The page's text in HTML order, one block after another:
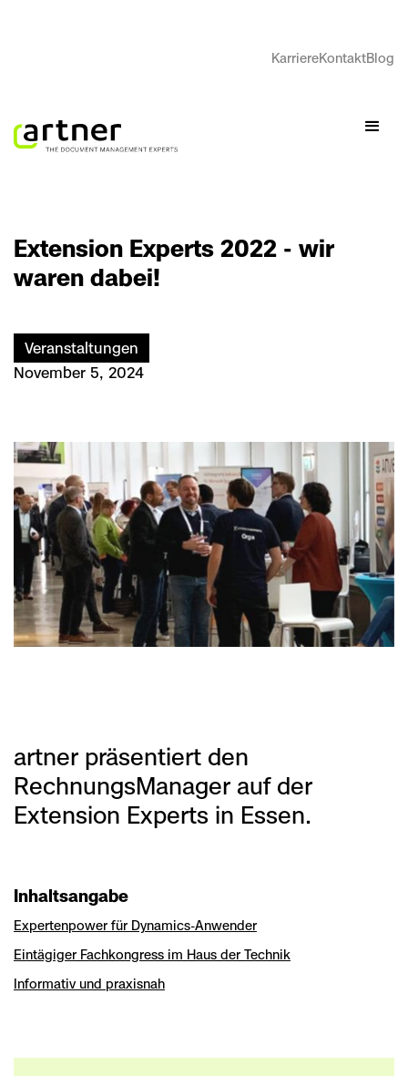
KarriereKontaktBlog
Extension Experts 2022 - wir
waren dabei!
Veranstaltungen
November 5, 2024
artner präsentiert den
RechnungsManager auf der
Extension Experts in Essen.
Inhaltsangabe
Experten­power für Dynamics-Anwender
Eintägiger Fachkongress im Haus der Technik
Informativ und praxisnah